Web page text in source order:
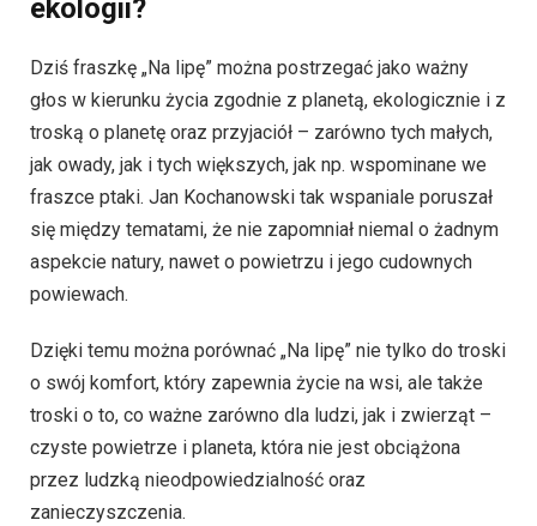
ekologii?
Dziś fraszkę „Na lipę” można postrzegać jako ważny
głos w kierunku życia zgodnie z planetą, ekologicznie i z
troską o planetę oraz przyjaciół – zarówno tych małych,
jak owady, jak i tych większych, jak np. wspominane we
fraszce ptaki. Jan Kochanowski tak wspaniale poruszał
się między tematami, że nie zapomniał niemal o żadnym
aspekcie natury, nawet o powietrzu i jego cudownych
powiewach.
Dzięki temu można porównać „Na lipę” nie tylko do troski
o swój komfort, który zapewnia życie na wsi, ale także
troski o to, co ważne zarówno dla ludzi, jak i zwierząt –
czyste powietrze i planeta, która nie jest obciążona
przez ludzką nieodpowiedzialność oraz
zanieczyszczenia.